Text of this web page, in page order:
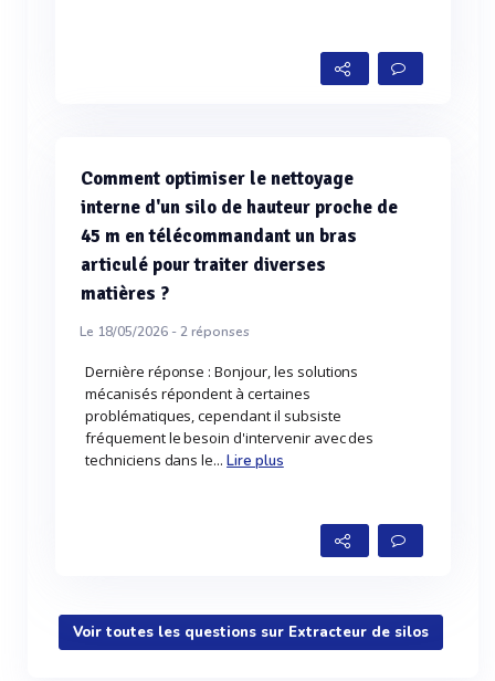
Comment optimiser le nettoyage
interne d'un silo de hauteur proche de
45 m en télécommandant un bras
articulé pour traiter diverses
matières ?
Le 18/05/2026 -2réponses
Dernière réponse : Bonjour, les solutions
mécanisés répondent à certaines
problématiques, cependant il subsiste
fréquement le besoin d'intervenir avec des
techniciens dans le...Lire plus
Voir toutes les questions sur Extracteur de silos